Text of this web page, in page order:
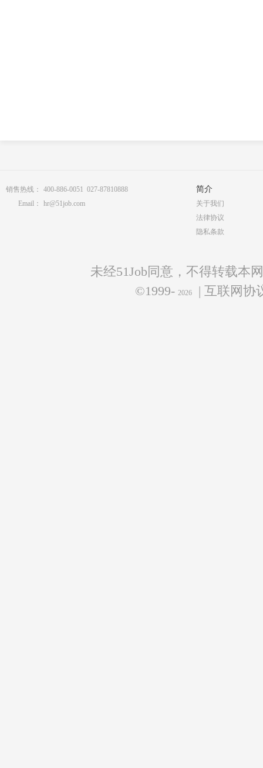
销售热线：
400-886-0051 027-87810888
Email：
hr@51job.com
简介
关于我们
法律协议
隐私条款
未经51Job同意，不得转载本
©1999- 2026 | 互联网协